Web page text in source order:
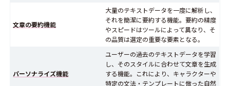
文章の要約機能
大量のテキストデータを一度に解析し、
それを簡潔に要約する機能。要約の精度
やスピードはツールによって異なり、そ
の品質は選定の重要な要素となる。
パーソナライズ機能
ユーザーの過去のテキストデータを学習
し、そのスタイルに合わせて文章を生成
する機能。これにより、キャラクターや
特定の文法・テンプレートに倣った自然